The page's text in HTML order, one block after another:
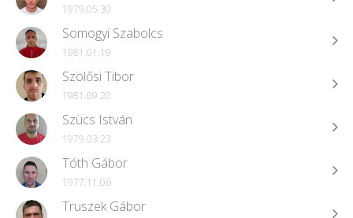
1979.05.30
Somogyi Szabolcs
1981.01.19
Szölősi Tibor
1981.09.20
Szücs István
1979.03.23
Tóth Gábor
1977.11.06
Truszek Gábor